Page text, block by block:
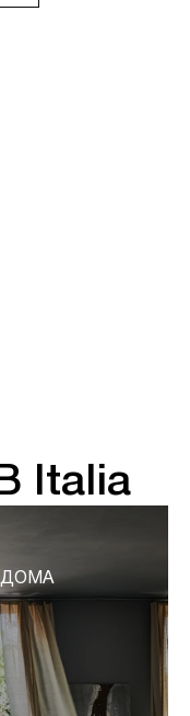
Italia
ДОМА